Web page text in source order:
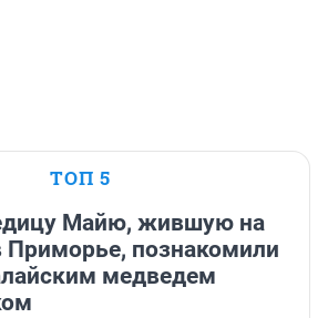
ТОП 5
Майю, жившую на
Приморье, познакомили
медведем